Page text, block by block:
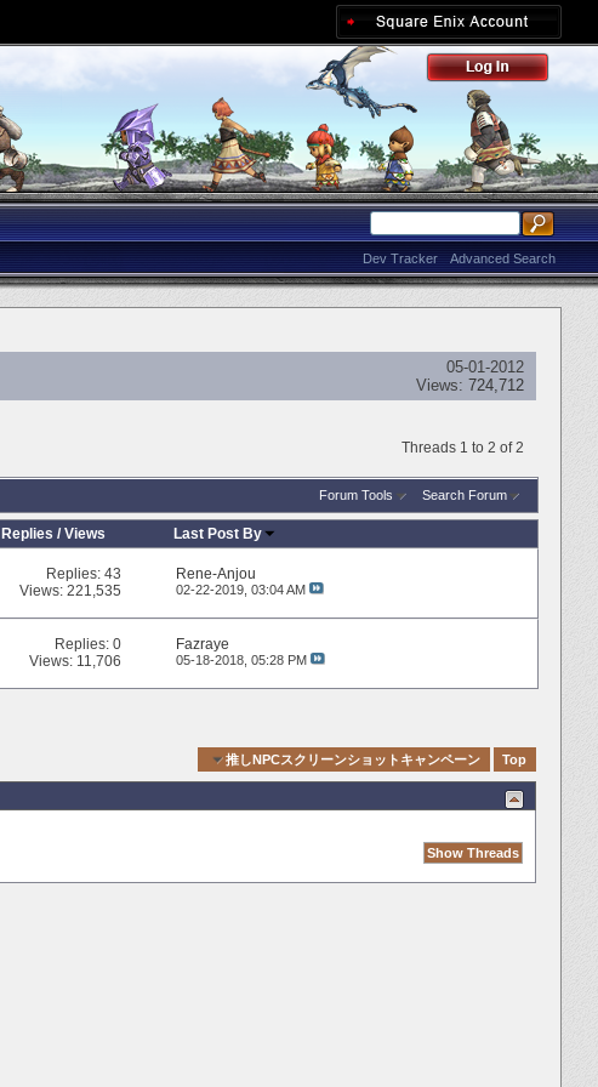
Advanced Search
Dev Tracker
05-01-2012
Views: 724,712
Threads 1 to 2 of 2
Forum Tools Search Forum
Replies /Views Last Post By
Replies:43
Views: 221,535
Rene-Anjou
02-22-2019, 03:04 AM
Replies:0
Views: 11,706
Fazraye
05-18-2018, 05:28 PM
推しNPCスクリーンショットキャンペーン Top